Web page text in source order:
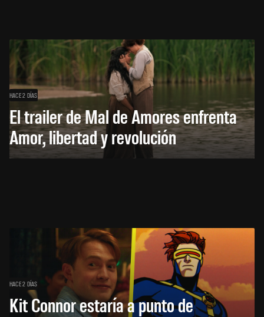
HACE 2 DÍAS
El trailer de Mal de Amores enfrenta
Amor, libertad y revolución
HACE 2 DÍAS
Kit Connor estaría a punto de